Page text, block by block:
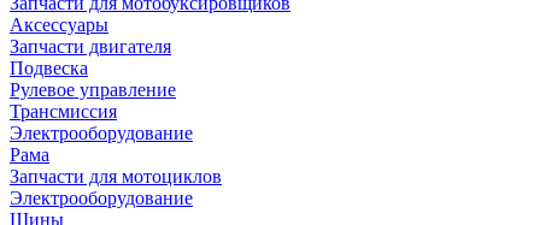
Аксессуары
Запчасти двигателя
Подвеска
Рулевое управление
Трансмиссия
Электрооборудование
Рама
Запчасти для мотоциклов
Электрооборудование
Шины